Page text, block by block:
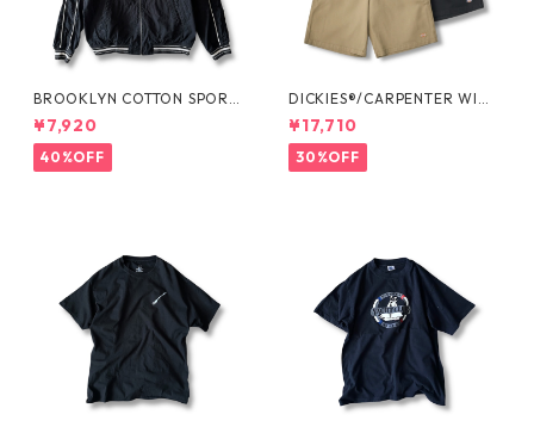
BROOKLYN COTTON SPORT
JKT by Polo Ralph Lauren
¥7,920
40%OFF
DICKIES®/CARPENTER WIDE
SHORTS -SEDAN ALL-PURPO
SE-
¥17,710
30%OFF